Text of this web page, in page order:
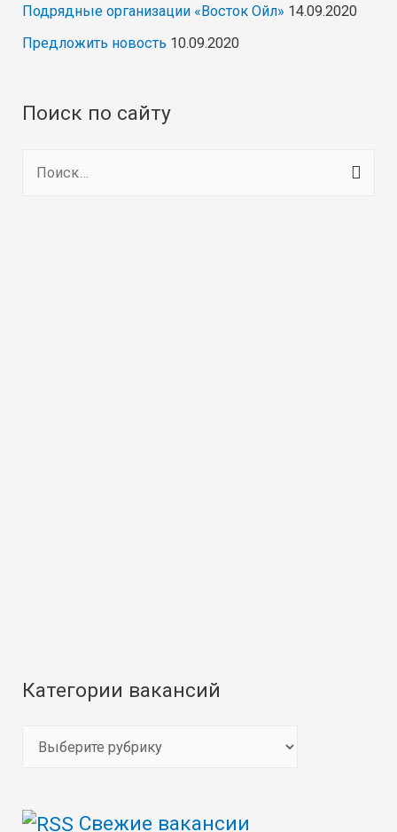
Подрядные организации «Восток Ойл» 14.09.2020
Предложить новость 10.09.2020
Поиск по сайту
Категории вакансий
е
Свежие вакансии